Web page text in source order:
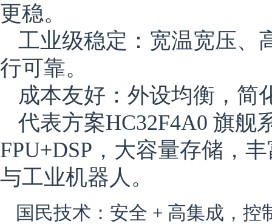
更稳。
工业级稳定：宽温宽压、
行可靠。
成本友好：外设均衡，简
代表方案HC32F4A0 旗舰
FPU+DSP，大容量存储，
与工业机器人。
国民技术：安全 + 高集成，控